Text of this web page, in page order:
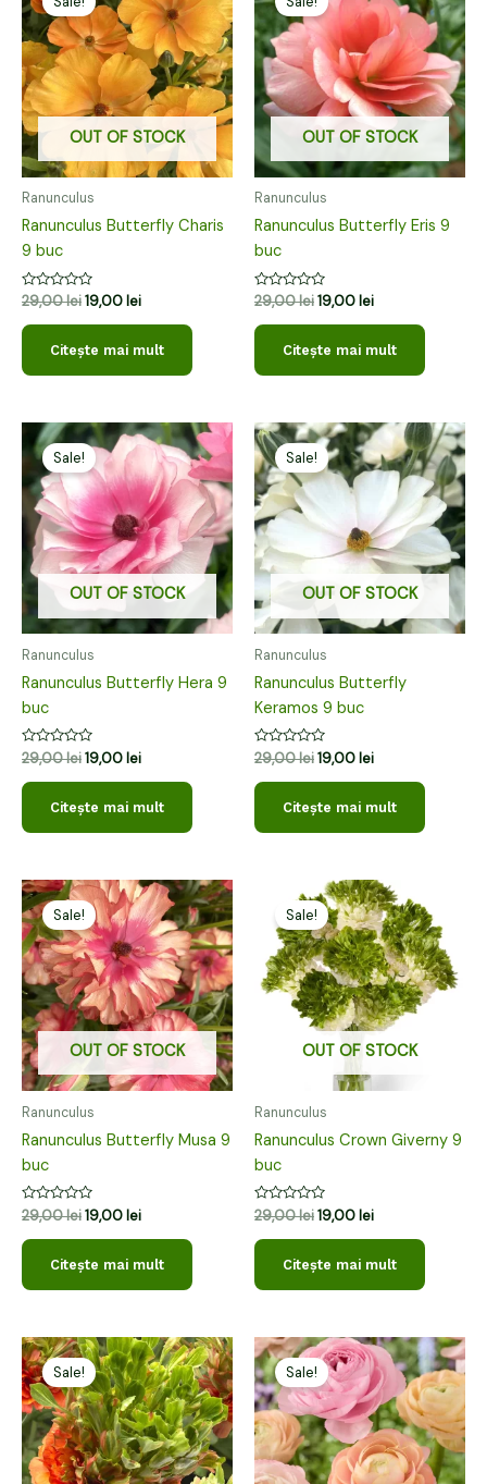
OUT OF STOCK
Ranunculus
Ranunculus Butterfly Charis
9 buc
Evaluat
0
29,00lei
a
fost:
29,00 lei.
19,00lei
este:
19,00 lei.
Citește mai mult
OUT OF STOCK
Ranunculus
Ranunculus Butterfly Eris 9
buc
Evaluat
0
29,00lei
a
fost:
29,00 lei.
19,00lei
este:
19,00 lei.
Citește mai mult
OUT OF STOCK
Sale!
Ranunculus
Ranunculus Butterfly Hera 9
buc
Evaluat
0
29,00lei
Prețul
inițial
a
fost:
29,00 lei.
19,00 lei
Prețul
curent
este:
19,00 lei.
Citește mai mult
OUT OF STOCK
Sale!
Ranunculus
Ranunculus Butterfly
Keramos 9 buc
Evaluat
0
29,00lei
Prețul
inițial
a
fost:
19,00 lei
Prețul
curent
este:
19,00 lei.
Citește mai mult
OUT OF STOCK
Sale!
Ranunculus
Ranunculus Butterfly Musa 9
buc
Evaluat
la
0
din
29,00lei
Prețul
inițial
a
fost:
29,00 lei.
19,00 lei
Prețul
curent
este:
19,00 lei.
Citește mai mult
OUT OF STOCK
Sale!
Ranunculus
Ranunculus Crown Giverny 9
buc
Evaluat
la
0
din
29,00lei
Prețul
inițial
a
fost:
29,00 lei.
19,00 lei
Prețul
curent
este:
19,00 lei.
Citește mai mult
Sale!
Prețul
inițial
a
fost:
29,00 lei.
Prețul
curent
este:
19,00 lei.
Sale!
Prețul
inițial
a
fost:
29,00 lei.
Prețul
curent
este:
19,00 lei.